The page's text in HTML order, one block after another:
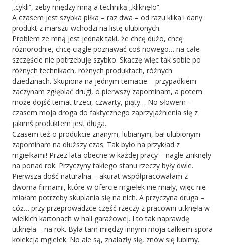
„cykli”, żeby między mną a techniką „kliknęło”.
A czasem jest szybka piłka – raz dwa – od razu klika i dany
produkt z marszu wchodzi na listę ulubionych.
Problem ze mną jest jednak taki, że chcę dużo, chcę
różnorodnie, chcę ciągle poznawać coś nowego… na całe
szczęście nie potrzebuję szybko. Skaczę więc tak sobie po
różnych technikach, różnych produktach, różnych
dziedzinach. Skupiona na jednym temacie – przypadkiem
zaczynam zgłębiać drugi, o pierwszy zapominam, a potem
może dojść temat trzeci, czwarty, piąty… No słowem –
czasem moja droga do faktycznego zaprzyjaźnienia się z
jakimś produktem jest długa.
Czasem też o produkcie znanym, lubianym, ba! ulubionym
zapominam na dłuższy czas. Tak było na przykład z
mgiełkami! Przez lata obecne w każdej pracy – nagle zniknęły
na ponad rok. Przyczyny takiego stanu rzeczy były dwie.
Pierwsza dość naturalna – akurat współpracowałam z
dwoma firmami, które w ofercie mgiełek nie miały, więc nie
miałam potrzeby skupiania się na nich. A przyczyna druga –
cóż… przy przeprowadzce część rzeczy z pracowni utknęła w
wielkich kartonach w hali garażowej. I to tak naprawdę
utknęła – na rok. Była tam między innymi moja całkiem spora
kolekcja mgiełek. No ale są, znalazły się, znów się lubimy.